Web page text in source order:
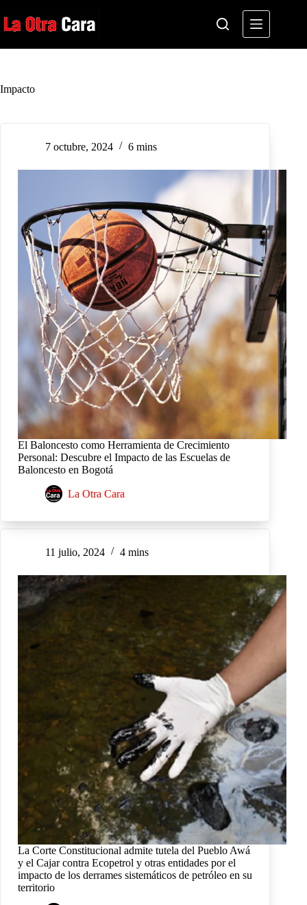
al
contenido
Impacto
7 octubre, 2024 6 mins
El Baloncesto como Herramienta de Crecimiento
Personal: Descubre el Impacto de las Escuelas de
Baloncesto en Bogotá
La Otra Cara
11 julio, 2024 4 mins
La Corte Constitucional admite tutela del Pueblo Awá
y el Cajar contra Ecopetrol y otras entidades por el
impacto de los derrames sistemáticos de petróleo en su
territorio